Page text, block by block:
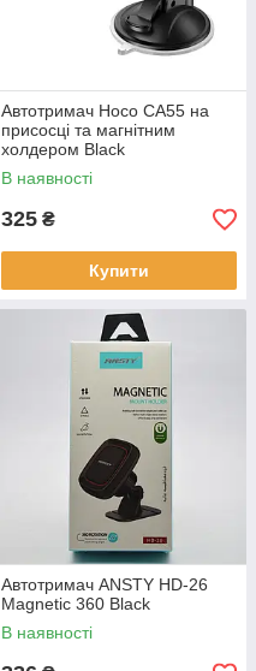
Автотримач Hoco CA55 на
присосці та магнітним
холдером Black
В наявності
325 ₴
Купити
Автотримач ANSTY HD-26
Magnetic 360 Black
В наявності